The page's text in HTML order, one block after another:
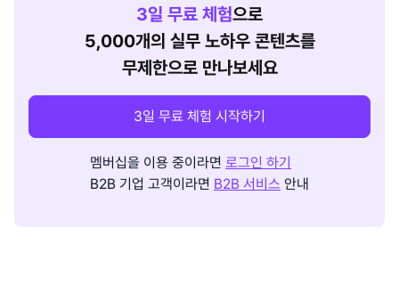
3일 무료 체험으로
5,000개의 실무 노하우 콘텐츠를
무제한으로 만나보세요
3일 무료 체험 시작하기
멤버십을 이용 중이라면 로그인 하기
B2B 기업 고객이라면 B2B 서비스 안내